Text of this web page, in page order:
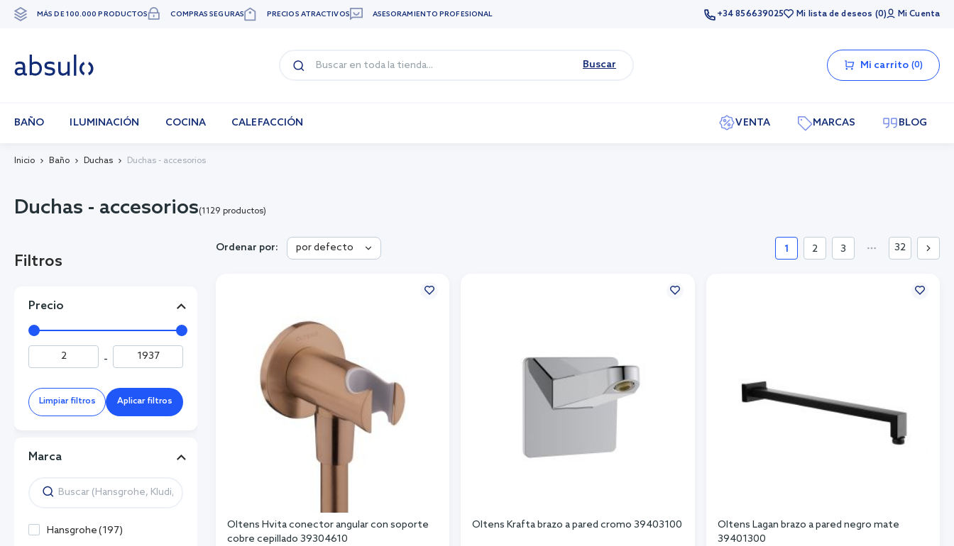
Ir
MÁS DE 100.000 PRODUCTOS COMPRAS SEGURAS PRECIOS ATRACTIVOS ASESORAMIENTO PROFESIONAL +34 856639025 Mi lista de deseos 0 Mi Cuenta
Buscar Mi carrito 0
BAÑO ILUMINACIÓN COCINA CALEFACCIÓN VENTA MARCAS BLOG
Inicio Baño Duchas Duchas - accesorios
Duchas - accesorios(1129 productos)
Ordenar por: por defecto 1 2 3 32
Oltens Hvita conector angular con soporte
cobre cepillado 39304610
Oltens Krafta brazo a pared cromo 39403100
Oltens Lagan brazo a pared negro mate
39401300
Filtros
Precio
-
Limpiar filtros Aplicar filtros
Marca
Hansgrohe(197)